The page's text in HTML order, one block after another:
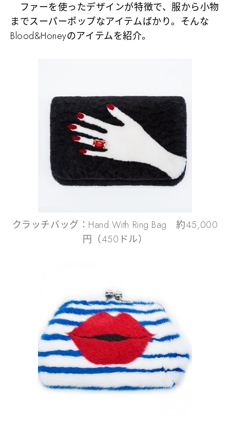
ファーを使ったデザインが特徴で、服から小物
までスーパーポップなアイテムばかり。そんな
Blood&Honeyのアイテムを紹介。
クラッチバッグ：Hand With Ring Bag 約45,000
円（450ドル）